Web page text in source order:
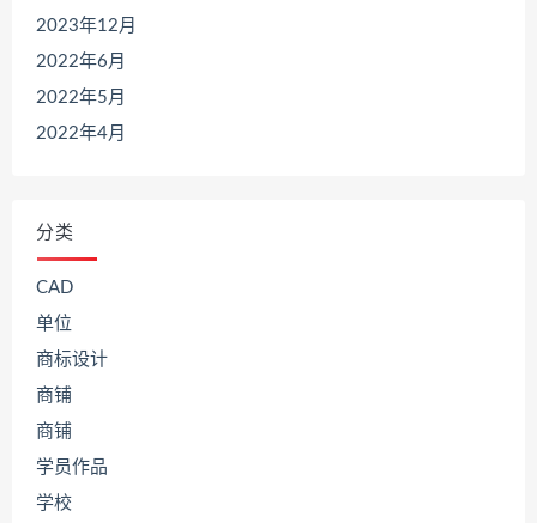
2023年12月
2022年6月
2022年5月
2022年4月
分类
CAD
单位
商标设计
商铺
商铺
学员作品
学校